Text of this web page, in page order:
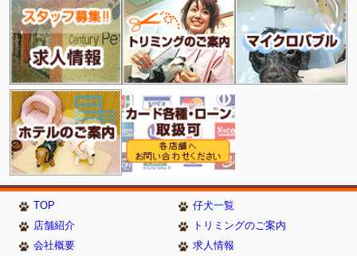
TOP
仔犬一覧
店舗紹介
トリミングのご案内
会社概要
求人情報